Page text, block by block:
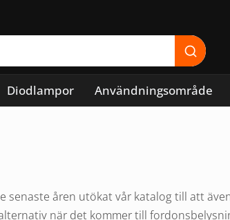
Diodlampor Användningsområde
senaste åren utökat vår katalog till att
när det kommer till